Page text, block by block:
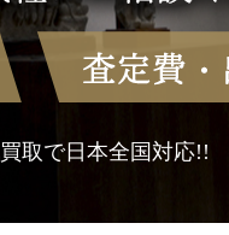
取で日本全国対応!!